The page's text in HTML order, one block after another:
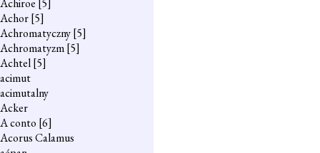
Achiroe [5]
Achor[5]
Achromatyczny[5]
Achromatyzm[5]
Achtel[5]
acimut
acimutalny
Acker
A conto [6]
Acorus Calamus